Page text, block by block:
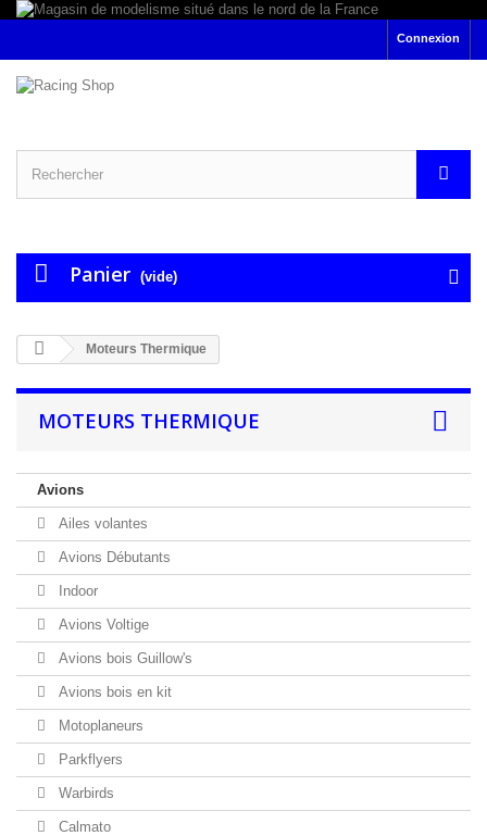
Connexion
Panier (vide)
Moteurs Thermique
MOTEURS THERMIQUE
Avions
Ailes volantes
Avions Débutants
Indoor
Avions Voltige
Avions bois Guillow's
Avions bois en kit
Motoplaneurs
Parkflyers
Warbirds
Calmato